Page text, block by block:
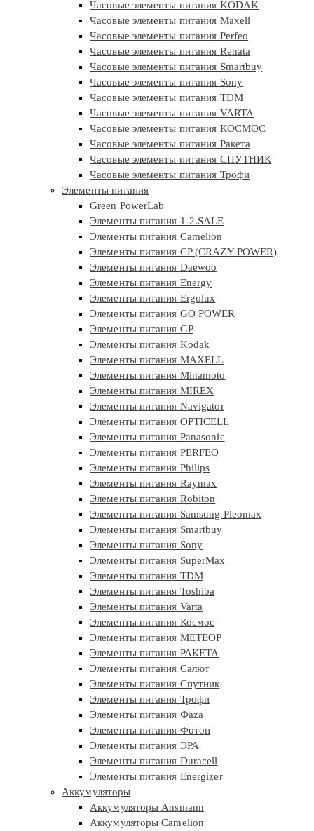
Часовые элементы питания KODAK
Часовые элементы питания Maxell
Часовые элементы питания Perfeo
Часовые элементы питания Renata
Часовые элементы питания Smartbuy
Часовые элементы питания Sony
Часовые элементы питания TDM
Часовые элементы питания VARTA
Часовые элементы питания КОСМОС
Часовые элементы питания Ракета
Часовые элементы питания СПУТНИК
Часовые элементы питания Трофи
Элементы питания
Green PowerLab
Элементы питания 1-2.SALE
Элементы питания Camelion
Элементы питания CP (CRAZY POWER)
Элементы питания Daewoo
Элементы питания Energy
Элементы питания Ergolux
Элементы питания GO POWER
Элементы питания GP
Элементы питания Kodak
Элементы питания MAXELL
Элементы питания Minamoto
Элементы питания MIREX
Элементы питания Navigator
Элементы питания OPTICELL
Элементы питания Panasonic
Элементы питания PERFEO
Элементы питания Philips
Элементы питания Raymax
Элементы питания Robiton
Элементы питания Samsung Pleomax
Элементы питания Smartbuy
Элементы питания Sony
Элементы питания SuperMax
Элементы питания TDM
Элементы питания Toshiba
Элементы питания Varta
Элементы питания Космос
Элементы питания МЕТЕОР
Элементы питания РАКЕТА
Элементы питания Салют
Элементы питания Спутник
Элементы питания Трофи
Элементы питания Фaza
Элементы питания Фотон
Элементы питания ЭРА
Элементы питания Duracell
Элементы питания Energizer
Аккумуляторы
Аккумуляторы Ansmann
Аккумуляторы Camelion